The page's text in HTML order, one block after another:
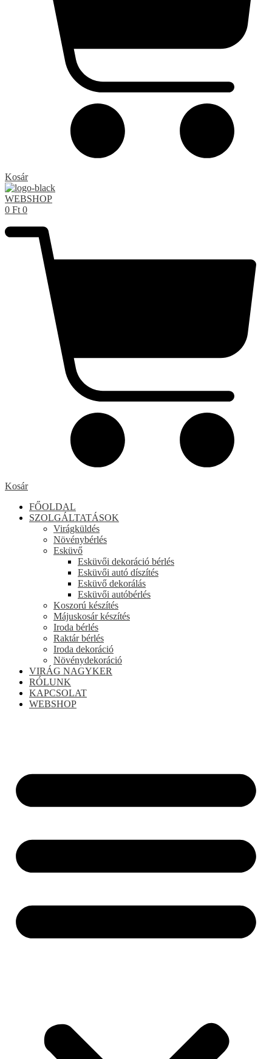
Kosár
WEBSHOP
0 Ft 0
Kosár
FŐOLDAL
SZOLGÁLTATÁSOK
Virágküldés
Növénybérlés
Esküvő
Esküvői dekoráció bérlés
Esküvői autó díszítés
Esküvő dekorálás
Esküvői autóbérlés
Koszorú készítés
Májuskosár készítés
Iroda bérlés
Raktár bérlés
Iroda dekoráció
Növénydekoráció
VIRÁG NAGYKER
RÓLUNK
KAPCSOLAT
WEBSHOP